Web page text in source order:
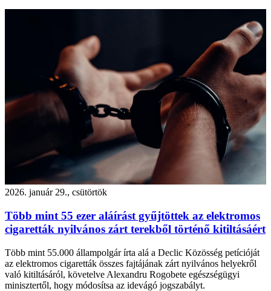
2026. január 29., csütörtök
Több mint 55 ezer aláírást gyűjtöttek az elektromos
cigaretták nyilvános zárt terekből történő kitiltásáért
Több mint 55.000 állampolgár írta alá a Declic Közösség petícióját
az elektromos cigaretták összes fajtájának zárt nyilvános helyekről
való kitiltásáról, követelve Alexandru Rogobete egészségügyi
minisztertől, hogy módosítsa az idevágó jogszabályt.